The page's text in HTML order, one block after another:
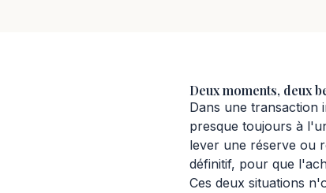
Deux moments, deux
Dans une transaction
presque toujours à
lever une réserve ou
définitif, pour que
Ces deux situations